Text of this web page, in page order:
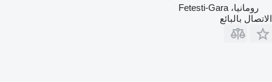
رومانيا، Fetesti-Gara
الاتصال بالبائع